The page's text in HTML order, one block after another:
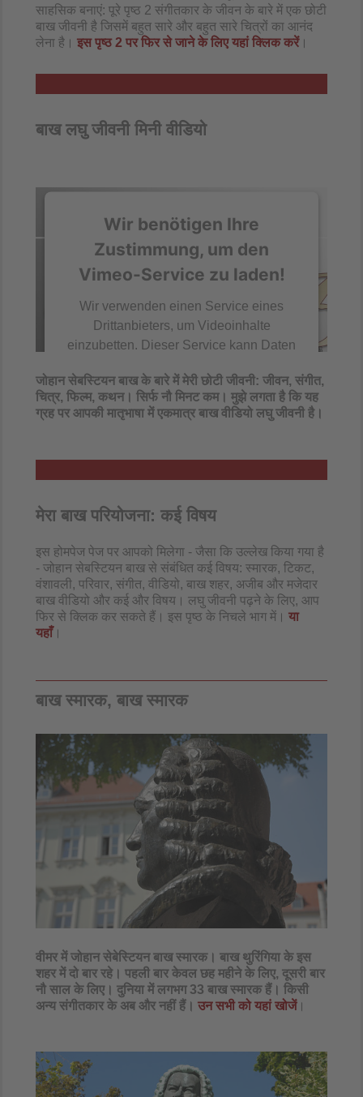
साहसिक बनाएं: पूरे पृष्ठ 2 संगीतकार के जीवन के बारे में एक छोटी
बाख जीवनी है जिसमें बहुत सारे और बहुत सारे चित्रों का आनंद
लेना है। इस पृष्ठ 2 पर फिर से जाने के लिए यहां क्लिक करें।
बाख लघु जीवनी मिनी वीडियो
Wir benötigen Ihre
Zustimmung, um den
Vimeo-Service zu laden!
Wir verwenden einen Service eines
Drittanbieters, um Videoinhalte
einzubetten. Dieser Service kann Daten
Sie die Details durch und stimmen Sie
der Nutzung des Service zu, um dieses
Video anzusehen.
Akzeptieren
powered by
Usercentrics Consent
Management Platform &
जोहान सेबस्टियन बाख के बारे में मेरी छोटी जीवनी: जीवन, संगीत,
चित्र, फिल्म, कथन। सिर्फ नौ मिनट कम। मुझे लगता है कि यह
ग्रह पर आपकी मातृभाषा में एकमात्र बाख वीडियो लघु जीवनी है।​
मेरा बाख परियोजना: कई विषय
इस होमपेज पेज पर आपको मिलेगा - जैसा कि उल्लेख किया गया है
- जोहान सेबस्टियन बाख से संबंधित कई विषय: स्मारक, टिकट,
वंशावली, परिवार, संगीत, वीडियो, बाख शहर, अजीब और मजेदार
बाख वीडियो और कई और विषय। लघु जीवनी पढ़ने के लिए, आप
फिर से क्लिक कर सकते हैं। इस पृष्ठ के निचले भाग में। या
यहाँ।
बाख स्मारक, बाख स्मारक
वीमर में जोहान सेबेस्टियन बाख स्मारक। बाख थुरिंगिया के इस
शहर में दो बार रहे। पहली बार केवल छह महीने के लिए, दूसरी बार
नौ साल के लिए। दुनिया में लगभग 33 बाख स्मारक हैं। किसी
अन्य संगीतकार के अब और नहीं हैं। उन सभी को यहां खोजें।